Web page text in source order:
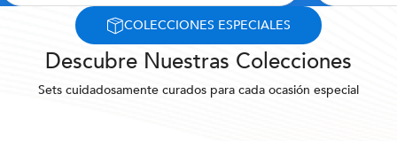
de de
oferta
COLECCIONES ESPECIALES
Descubre Nuestras Colecciones
Sets cuidadosamente curados para cada ocasión especial